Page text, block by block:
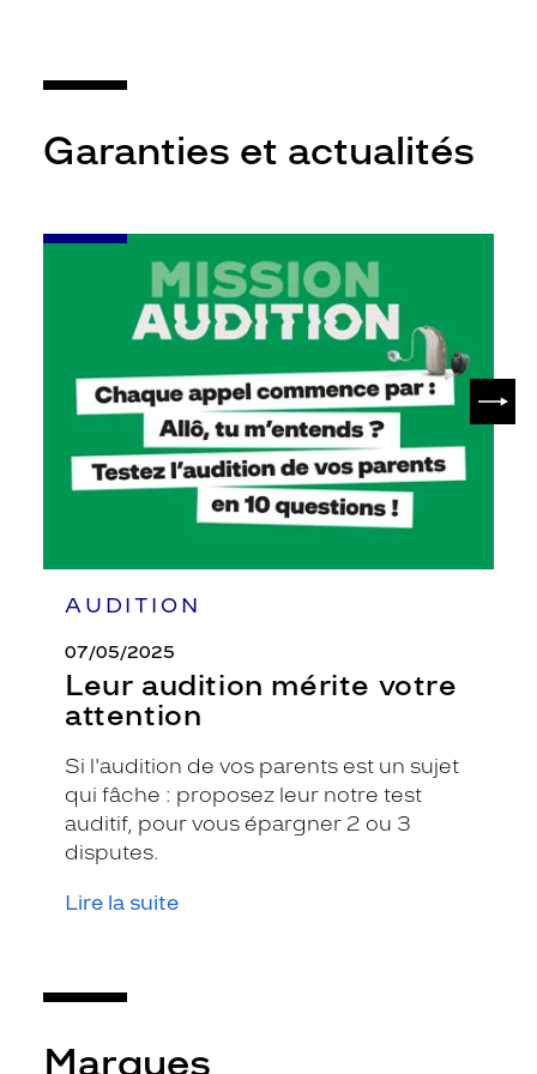
Garanties et actualités
AUDITION
07/05/2025
Leur audition mérite votre
attention
Si l'audition de vos parents est un sujet
qui fâche : proposez leur notre test
auditif, pour vous épargner 2 ou 3
disputes.
Lire la suite
-
Marques